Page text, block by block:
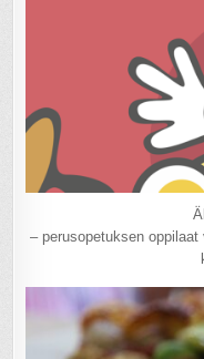
– perusopetuksen